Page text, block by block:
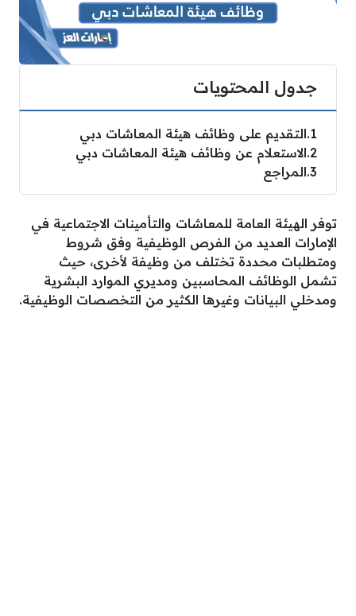
جدول المحتويات
1 التقديم على وظائف هيئة المعاشات دبي
2 الاستعلام عن وظائف هيئة المعاشات دبي
3 المراجع
توفر الهيئة العامة للمعاشات والتأمينات الاجتماعية في
الإمارات العديد من الفرص الوظيفية وفق شروط
ومتطلبات محددة تختلف من وظيفة لأخرى، حيث
تشمل الوظائف المحاسبين ومديري الموارد البشرية
ومدخلي البيانات وغيرها الكثير من التخصصات الوظيفية.